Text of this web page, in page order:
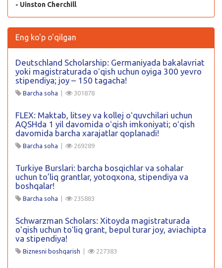
- Uinston Cherchill
Eng ko'p o'qilgan
Deutschland Scholarship: Germaniyada bakalavriat
yoki magistraturada oʻqish uchun oyiga 300 yevro
stipendiya; joy – 150 tagacha!
Barcha soha 301878
FLEX: Maktab, litsey va kollej oʻquvchilari uchun
AQSHda 1 yil davomida oʻqish imkoniyati; oʻqish
davomida barcha xarajatlar qoplanadi!
Barcha soha 269289
Turkiye Burslari: barcha bosqichlar va sohalar
uchun to’liq grantlar, yotoqxona, stipendiya va
boshqalar!
Barcha soha 235883
Schwarzman Scholars: Xitoyda magistraturada
oʻqish uchun toʻliq grant, bepul turar joy, aviachipta
va stipendiya!
Biznesni boshqarish 227383